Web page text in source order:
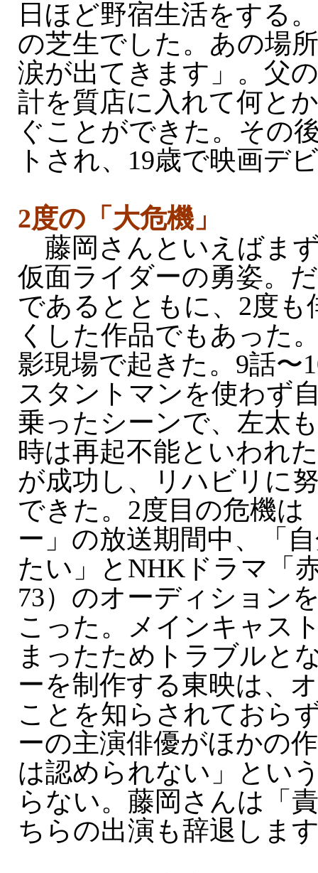
日ほど野宿生活をする
の芝生でした。あの場
涙が出てきます」。父
計を質店に入れて何と
ぐことができた。その
トされ、19歳で映画デ
2度の「大危機」
藤岡さんといえばま
仮面ライダーの勇姿。
であるとともに、2度も
くした作品でもあった
影現場で起きた。9話〜
スタントマンを使わず
乗ったシーンで、左太
時は再起不能といわれ
が成功し、リハビリに
できた。2度目の危機は
ー」の放送期間中、「
たい」とNHKドラマ「
73）のオーディション
こった。メインキャス
まったためトラブルと
ーを制作する東映は、
ことを知らされておら
ーの主演俳優がほかの
は認められない」とい
らない。藤岡さんは「
ちらの出演も辞退しま